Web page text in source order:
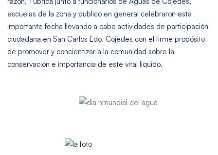
escuelas de la zona y público en general celebraron esta
importante fecha llevando a cabo actividades de participación
ciudadana en San Carlos Edo. Cojedes con el firme propósito
de promover y concientizar a la comunidad sobre la
conservación e importancia de este vital liquido.